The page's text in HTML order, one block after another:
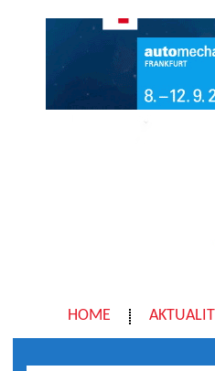
HOME